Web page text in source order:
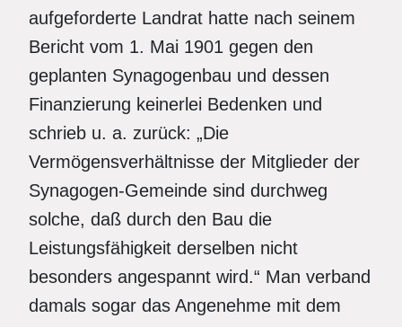
aufgeforderte Landrat hatte nach seinem
Bericht vom 1. Mai 1901 gegen den
geplanten Synagogenbau und dessen
Finanzierung keinerlei Bedenken und
schrieb u. a. zurück: „Die
Vermögensverhältnisse der Mitglieder der
Synagogen-Gemeinde sind durchweg
solche, daß durch den Bau die
Leistungsfähigkeit derselben nicht
besonders angespannt wird.“ Man verband
damals sogar das Angenehme mit dem